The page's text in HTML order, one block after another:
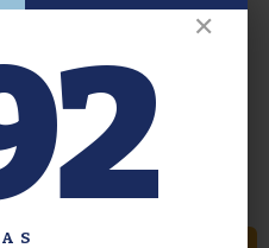
LEER MÁS
✕